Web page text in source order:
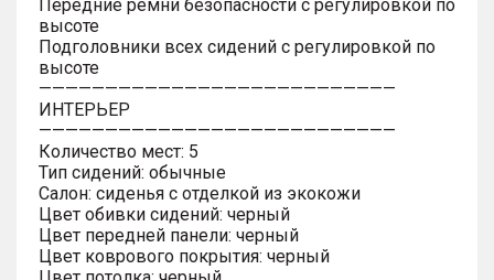
Передние ремни безопасности с регулировкой по
высоте
Подголовники всех сидений с регулировкой по
высоте
———————————————————————————
ИНТЕРЬЕР
———————————————————————————
Количество мест: 5
Тип сидений: обычные
Салон: сиденья с отделкой из экокожи
Цвет обивки сидений: черный
Цвет передней панели: черный
Цвет коврового покрытия: черный